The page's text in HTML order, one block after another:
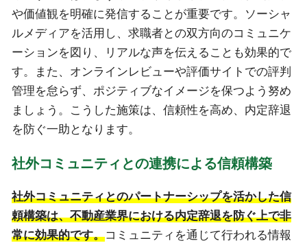
や価値観を明確に発信することが重要です。ソーシャ
ルメディアを活用し、求職者との双方向のコミュニケ
ーションを図り、リアルな声を伝えることも効果的で
す。また、オンラインレビューや評価サイトでの評判
管理を怠らず、ポジティブなイメージを保つよう努め
ましょう。こうした施策は、信頼性を高め、内定辞退
を防ぐ一助となります。
社外コミュニティとの連携による信頼構築
社外コミュニティとのパートナーシップを活かした信
頼構築は、不動産業界における内定辞退を防ぐ上で非
常に効果的です。コミュニティを通じて行われる情報